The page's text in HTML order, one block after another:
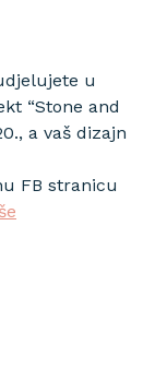
u
“Stone and
a vaš dizajn
FB stranicu